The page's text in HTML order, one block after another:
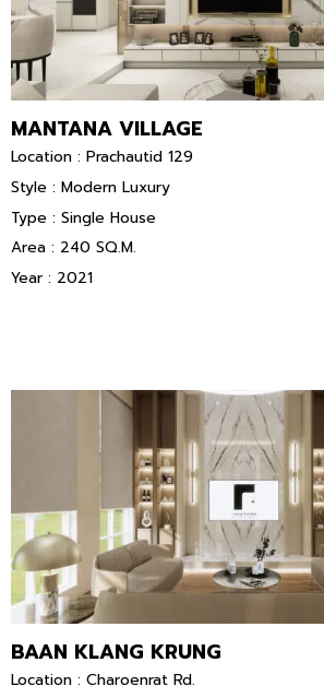
MANTANA VILLAGE
Location : Prachautid 129
Style : Modern Luxury
Type : Single House
Area : 240 SQ.M.
Year : 2021
BAAN KLANG KRUNG
Location : Charoenrat Rd.